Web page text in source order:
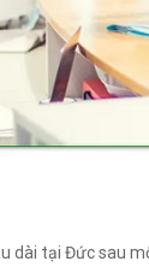
dài tại Đức sau